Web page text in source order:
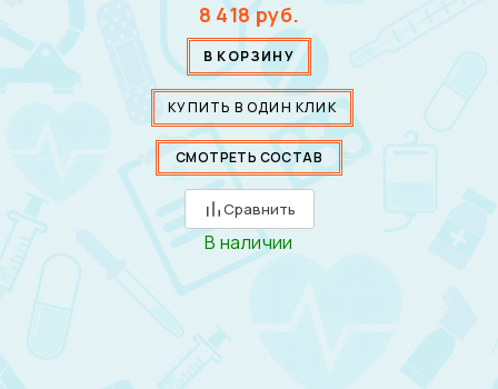
8 418руб.
В КОРЗИНУ
КУПИТЬ В ОДИН КЛИК
СМОТРЕТЬ СОСТАВ
Сравнить
В наличии